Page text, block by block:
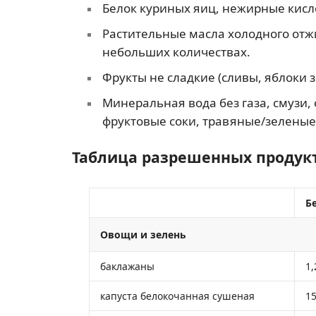
Белок куриных яиц, нежирные
Растительные масла холодного
небольших количествах.
Фрукты не сладкие (сливы, яблоки
Минеральная вода без газа,
фруктовые соки, травяные/
Таблица разрешенных
Овощи и зелень
баклажаны
капуста белокочанная сушеная